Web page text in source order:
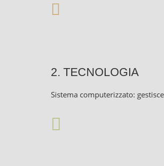
2. TECNOLOGIA
Sistema computerizzato: